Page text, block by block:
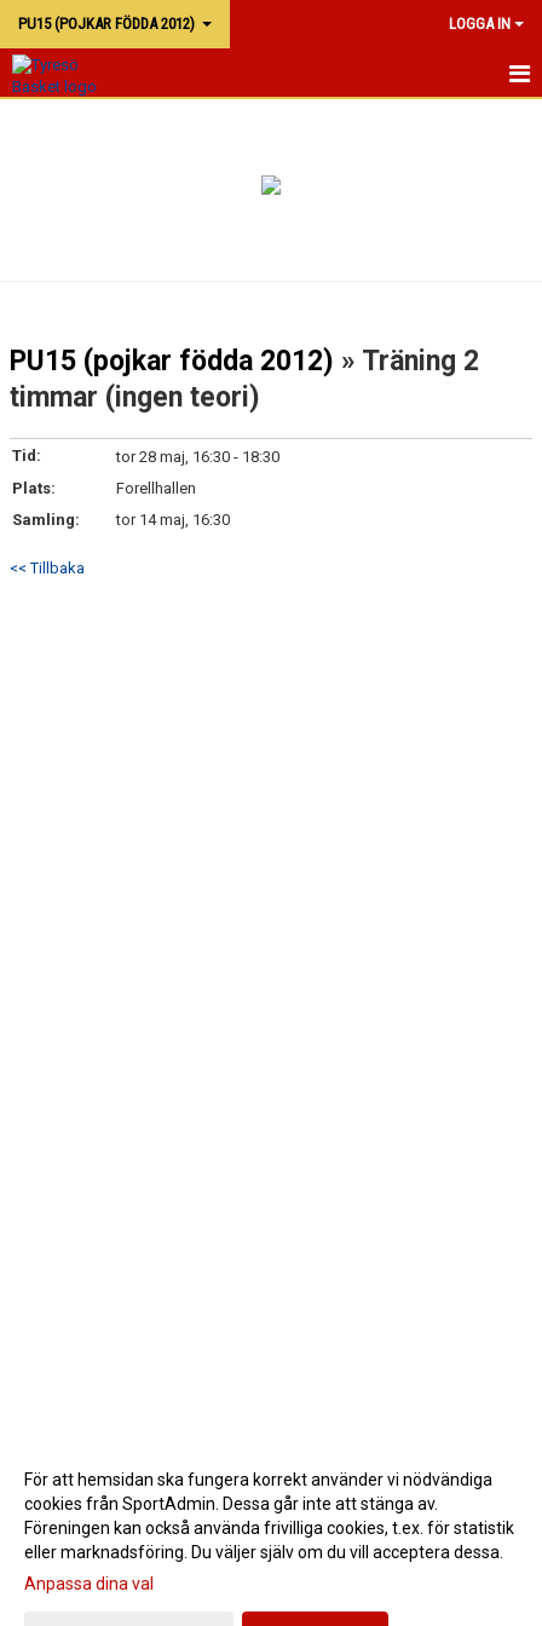
PU15 (POJKAR FÖDDA 2012) LOGGA IN
PU15 (pojkar födda 2012) » Träning 2
timmar (ingen teori)
Tid:
tor 28 maj, 16:30 - 18:30
Plats:
Forellhallen
Samling:
tor 14 maj, 16:30
<< Tillbaka
Gå till Webbversion
För att hemsidan ska fungera korrekt använder vi nödvändiga
cookies från SportAdmin. Dessa går inte att stänga av.
Föreningen kan också använda frivilliga cookies, t.ex. för statistik
eller marknadsföring. Du väljer själv om du vill acceptera dessa.
Anpassa dina val